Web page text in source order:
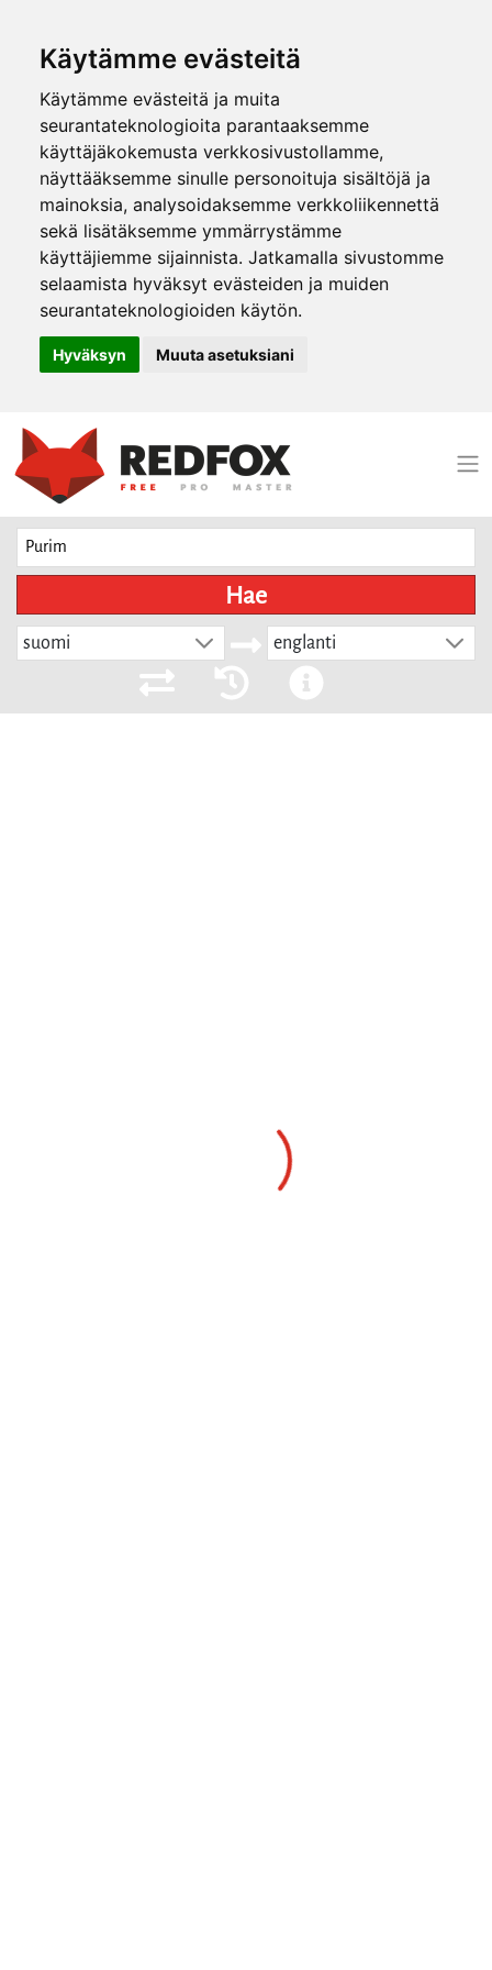
Käytämme evästeitä
Käytämme evästeitä ja muita
seurantateknologioita parantaaksemme
käyttäjäkokemusta verkkosivustollamme,
näyttääksemme sinulle personoituja sisältöjä ja
mainoksia, analysoidaksemme verkkoliikennettä
sekä lisätäksemme ymmärrystämme
käyttäjiemme sijainnista. Jatkamalla sivustomme
selaamista hyväksyt evästeiden ja muiden
seurantateknologioiden käytön.
Hyväksyn Muuta asetuksiani
Hae
suomi englanti